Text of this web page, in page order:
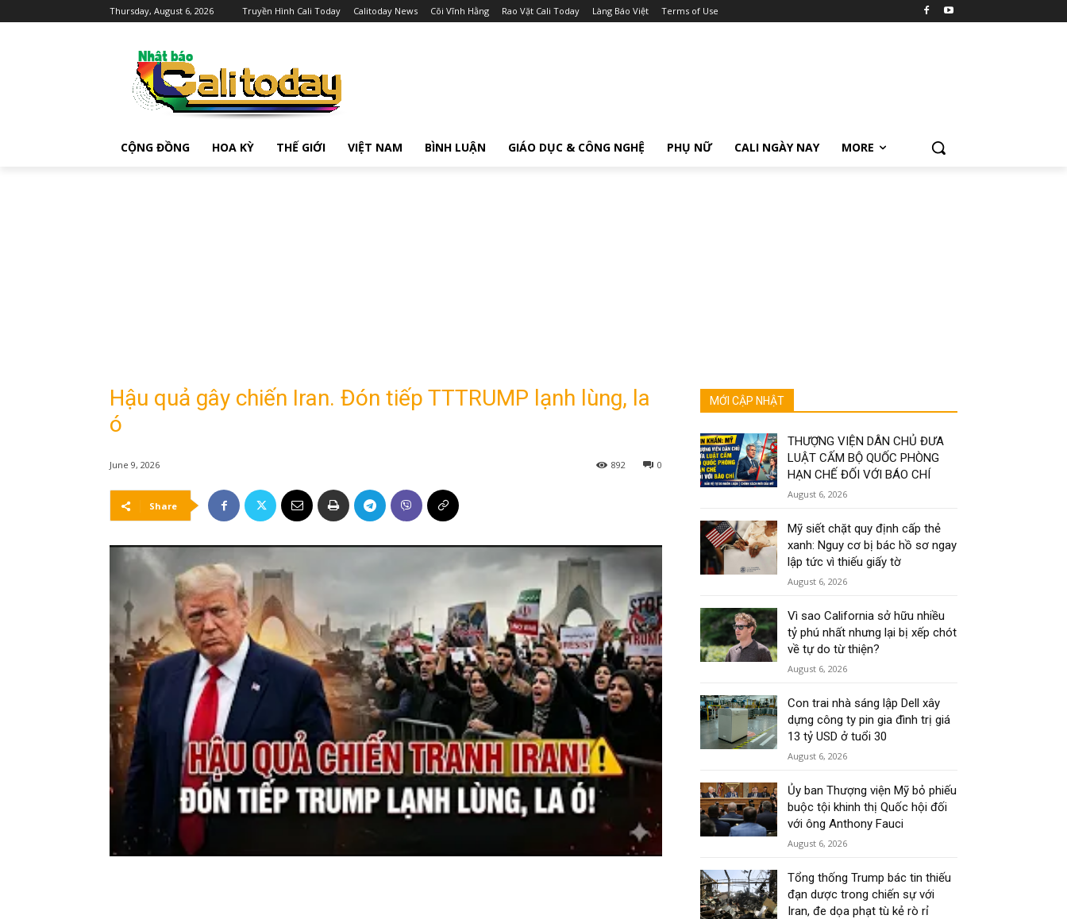
Thursday, August 6, 2026 Truyền Hình Cali Today Calitoday News Cõi Vĩnh Hằng Rao Vặt Cali Today Làng Báo Việt Terms of Use
CỘNG ĐỒNG HOA KỲ THẾ GIỚI VIỆT NAM BÌNH LUẬN GIÁO DỤC & CÔNG NGHỆ PHỤ NỮ CALI NGÀY NAY MORE
Hậu quả gây chiến Iran. Đón tiếp TTTRUMP lạnh lùng, la
ó
June 9, 2026 0
892
Share
MỚI CẬP NHẬT
THƯỢNG VIỆN DÂN CHỦ ĐƯA
LUẬT CẤM BỘ QUỐC PHÒNG
HẠN CHẾ ĐỐI VỚI BÁO CHÍ
August 6, 2026
Mỹ siết chặt quy định cấp thẻ
xanh: Nguy cơ bị bác hồ sơ ngay
lập tức vì thiếu giấy tờ
August 6, 2026
Vì sao California sở hữu nhiều
tỷ phú nhất nhưng lại bị xếp chót
về tự do từ thiện?
August 6, 2026
Con trai nhà sáng lập Dell xây
dựng công ty pin gia đình trị giá
13 tỷ USD ở tuổi 30
August 6, 2026
Ủy ban Thượng viện Mỹ bỏ phiếu
buộc tội khinh thị Quốc hội đối
với ông Anthony Fauci
August 6, 2026
Tổng thống Trump bác tin thiếu
đạn dược trong chiến sự với
Iran, đe dọa phạt tù kẻ rò rỉ